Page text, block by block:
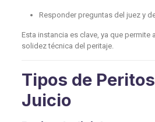
Responder preguntas del juez y
Esta instancia es clave, ya que permite
solidez técnica del peritaje.
Tipos de
Juicio